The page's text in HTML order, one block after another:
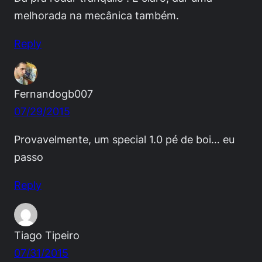
melhorada na mecânica também.
Reply
Fernandogb007
07/29/2015
Provavelmente, um special 1.0 pé de boi… eu
passo
Reply
Tiago Tipeiro
07/31/2015